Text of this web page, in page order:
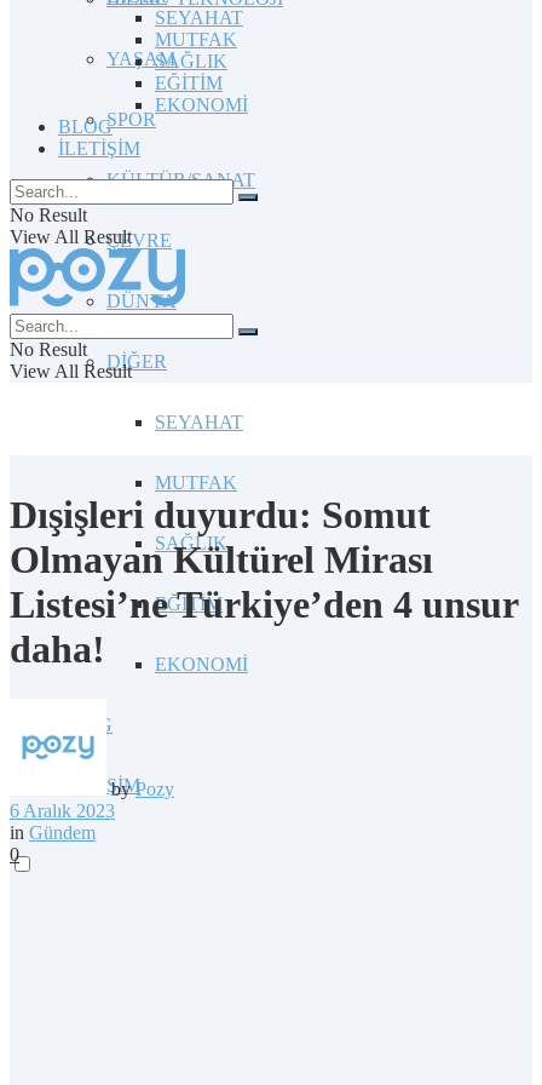
YAŞAM
SPOR
KÜLTÜR/SANAT
ÇEVRE
DÜNYA
DİĞER
SEYAHAT
MUTFAK
SAĞLIK
EĞİTİM
EKONOMİ
BLOG
İLETİŞİM
SEYAHAT
MUTFAK
SAĞLIK
EĞİTİM
EKONOMİ
BLOG
İLETİŞİM
No Result
View All Result
No Result
View All Result
Dışişleri duyurdu: Somut
Olmayan Kültürel Mirası
Listesi’ne Türkiye’den 4 unsur
daha!
by Pozy
6 Aralık 2023
in Gündem
0